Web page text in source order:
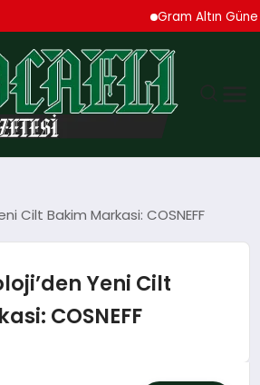
Gram Altın Güne
Cilt Bakim Markasi: COSNEFF
Yeni Cilt
COSNEFF